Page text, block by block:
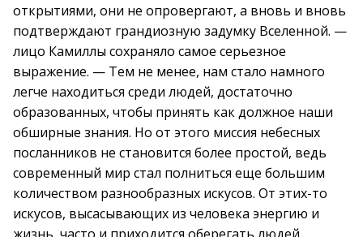
открытиями, они не опровергают, а вновь и вновь
подтверждают грандиозную задумку Вселенной. —
лицо Камиллы сохраняло самое серьезное
выражение. — Тем не менее, нам стало намного
легче находиться среди людей, достаточно
образованных, чтобы принять как должное наши
обширные знания. Но от этого миссия небесных
посланников не становится более простой, ведь
современный мир стал полниться еще большим
количеством разнообразных искусов. От этих-то
искусов, высасывающих из человека энергию и